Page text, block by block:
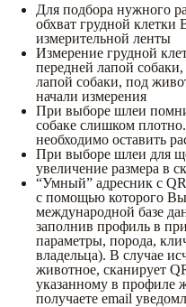
Для подбора нужного
обхват грудной
измерительной ленты
Измерение грудной
передней лапой собаки,
лапой собаки, под
начали измерения
При выборе шлеи
собаке слишком
необходимо оставить
При выборе шлеи для
увеличение размера в
“Умный” адресник с
с помощью которого
международной базе
заполнив профиль в
параметры, порода,
владельца). В случае
животное, сканирует
указанному в профиле
получаете email